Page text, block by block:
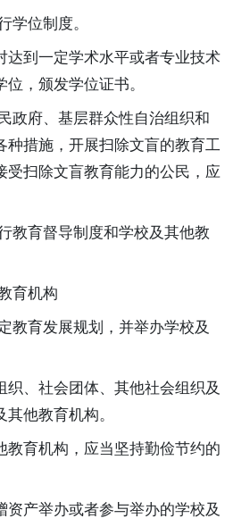
学位制度。
达到一定学术水平或者专业技术
，颁发学位证书。
政府、基层群众性自治组织和
种措施，开展扫除文盲的教育工
受扫除文盲教育能力的公民，应
教育督导制度和学校及其他教
育机构
教育发展规划，并举办学校及
织、社会团体、其他社会组织及
他教育机构。
教育机构，应当坚持勤俭节约的
资产举办或者参与举办的学校及